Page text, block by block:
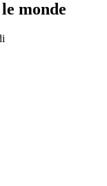
monde